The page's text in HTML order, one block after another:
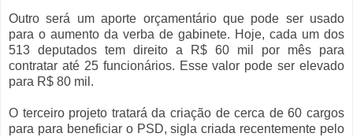
Outro será um aporte orçamentário que pode ser usado
para o aumento da verba de gabinete. Hoje, cada um dos
513 deputados tem direito a R$ 60 mil por mês para
contratar até 25 funcionários. Esse valor pode ser elevado
para R$ 80 mil.
O terceiro projeto tratará da criação de cerca de 60 cargos
para para beneficiar o PSD, sigla criada recentemente pelo